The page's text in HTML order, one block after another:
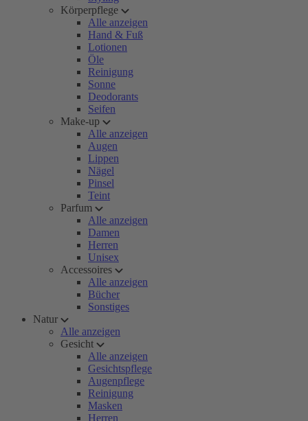
Körperpflege
Alle anzeigen
Hand & Fuß
Lotionen
Öle
Reinigung
Sonne
Deodorants
Seifen
Make-up
Alle anzeigen
Augen
Lippen
Nägel
Pinsel
Teint
Parfum
Alle anzeigen
Damen
Herren
Unisex
Accessoires
Alle anzeigen
Bücher
Sonstiges
Natur
Alle anzeigen
Gesicht
Alle anzeigen
Gesichtspflege
Augenpflege
Reinigung
Masken
Herren